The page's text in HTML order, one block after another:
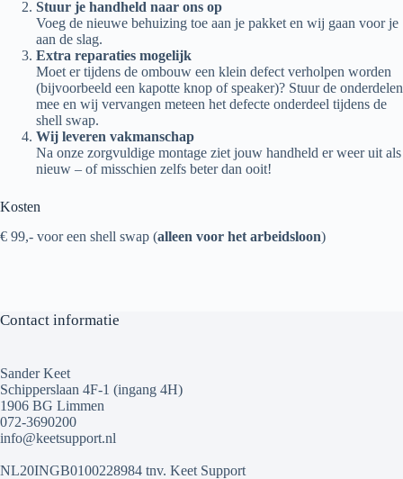
Stuur je handheld naar ons op
Voeg de nieuwe behuizing toe aan je pakket en wij gaan voor je
aan de slag.
Extra reparaties mogelijk
Moet er tijdens de ombouw een klein defect verholpen worden
(bijvoorbeeld een kapotte knop of speaker)? Stuur de onderdelen
mee en wij vervangen meteen het defecte onderdeel tijdens de
shell swap.
Wij leveren vakmanschap
Na onze zorgvuldige montage ziet jouw handheld er weer uit als
nieuw – of misschien zelfs beter dan ooit!
Kosten
€ 99,- voor een shell swap (alleen voor het arbeidsloon)
Contact informatie
Sander Keet
Schipperslaan 4F-1 (ingang 4H)
1906 BG Limmen
072-3690200
info@keetsupport.nl
NL20INGB0100228984 tnv. Keet Support